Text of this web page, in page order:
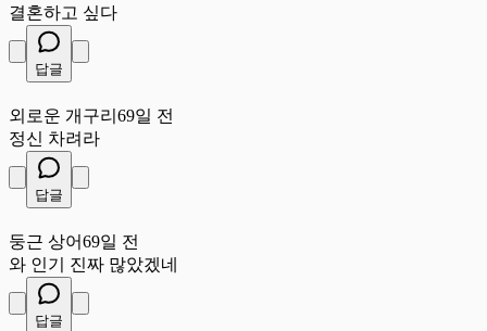
결혼하고 싶다
답글
외로운 개구리 69일 전
정신 차려라
답글
둥근 상어69일 전
와 인기 진짜 많았겠네
답글